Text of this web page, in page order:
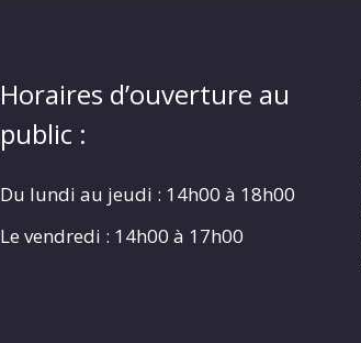
Horaires d’ouverture au
public :
Du lundi au jeudi : 14h00 à 18h00
Le vendredi : 14h00 à 17h00